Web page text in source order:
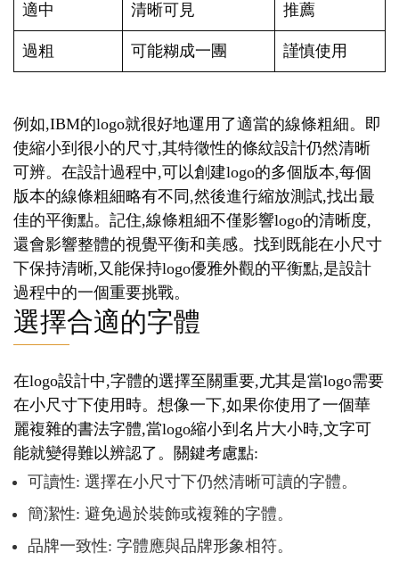
適中 清晰可見 推薦
過粗 可能糊成一團 謹慎使用
例如,IBM的logo就很好地運用了適當的線條粗細。即
使縮小到很小的尺寸,其特徵性的條紋設計仍然清晰
可辨。在設計過程中,可以創建logo的多個版本,每個
版本的線條粗細略有不同,然後進行縮放測試,找出最
佳的平衡點。記住,線條粗細不僅影響logo的清晰度,
還會影響整體的視覺平衡和美感。找到既能在小尺寸
下保持清晰,又能保持logo優雅外觀的平衡點,是設計
過程中的一個重要挑戰。
選擇合適的字體
在logo設計中,字體的選擇至關重要,尤其是當logo需要
在小尺寸下使用時。想像一下,如果你使用了一個華
麗複雜的書法字體,當logo縮小到名片大小時,文字可
能就變得難以辨認了。關鍵考慮點:
可讀性: 選擇在小尺寸下仍然清晰可讀的字體。
簡潔性: 避免過於裝飾或複雜的字體。
品牌一致性: 字體應與品牌形象相符。